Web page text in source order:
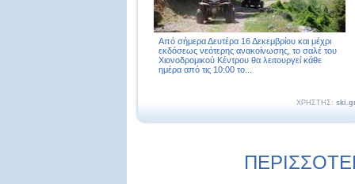
Από σήμερα Δευτέρα 16 Δεκεμβρίου και μέχρι
εκδόσεως νεότερης ανακοίνωσης, το σαλέ του
Χιονοδρομικού Κέντρου θα λειτουργεί κάθε
ημέρα από τις 10:00 το...
ΧΡΗΣΤΗΣ: